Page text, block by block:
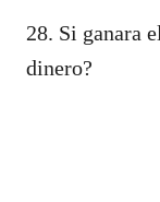
28. Si ganara
dinero?